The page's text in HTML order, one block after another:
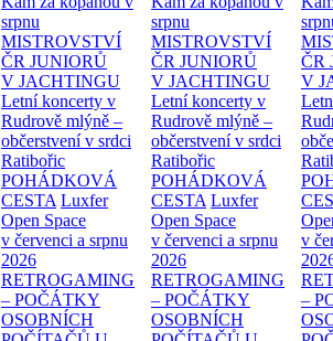
srpnu
MISTROVSTVÍ
ČR JUNIORŮ
V JACHTINGU
Letní koncerty v
Rudrově mlýně –
občerstvení v srdci
Ratibořic
POHÁDKOVÁ
CESTA Luxfer
Open Space
v červenci a srpnu
2026
RETROGAMING
– POČÁTKY
OSOBNÍCH
srpnu
MISTROVSTVÍ
ČR JUNIORŮ
V JACHTINGU
Letní koncerty v
Rudrově mlýně –
občerstvení v srdci
Ratibořic
POHÁDKOVÁ
CESTA Luxfer
Open Space
v červenci a srpnu
2026
RETROGAMING
– POČÁTKY
OSOBNÍCH
ČR
V
v
–